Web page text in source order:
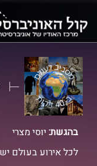
התפריט
הראשי
התוכן
הראשי
בהגשת:יוסי מצרי
לכל אירוע בעולם